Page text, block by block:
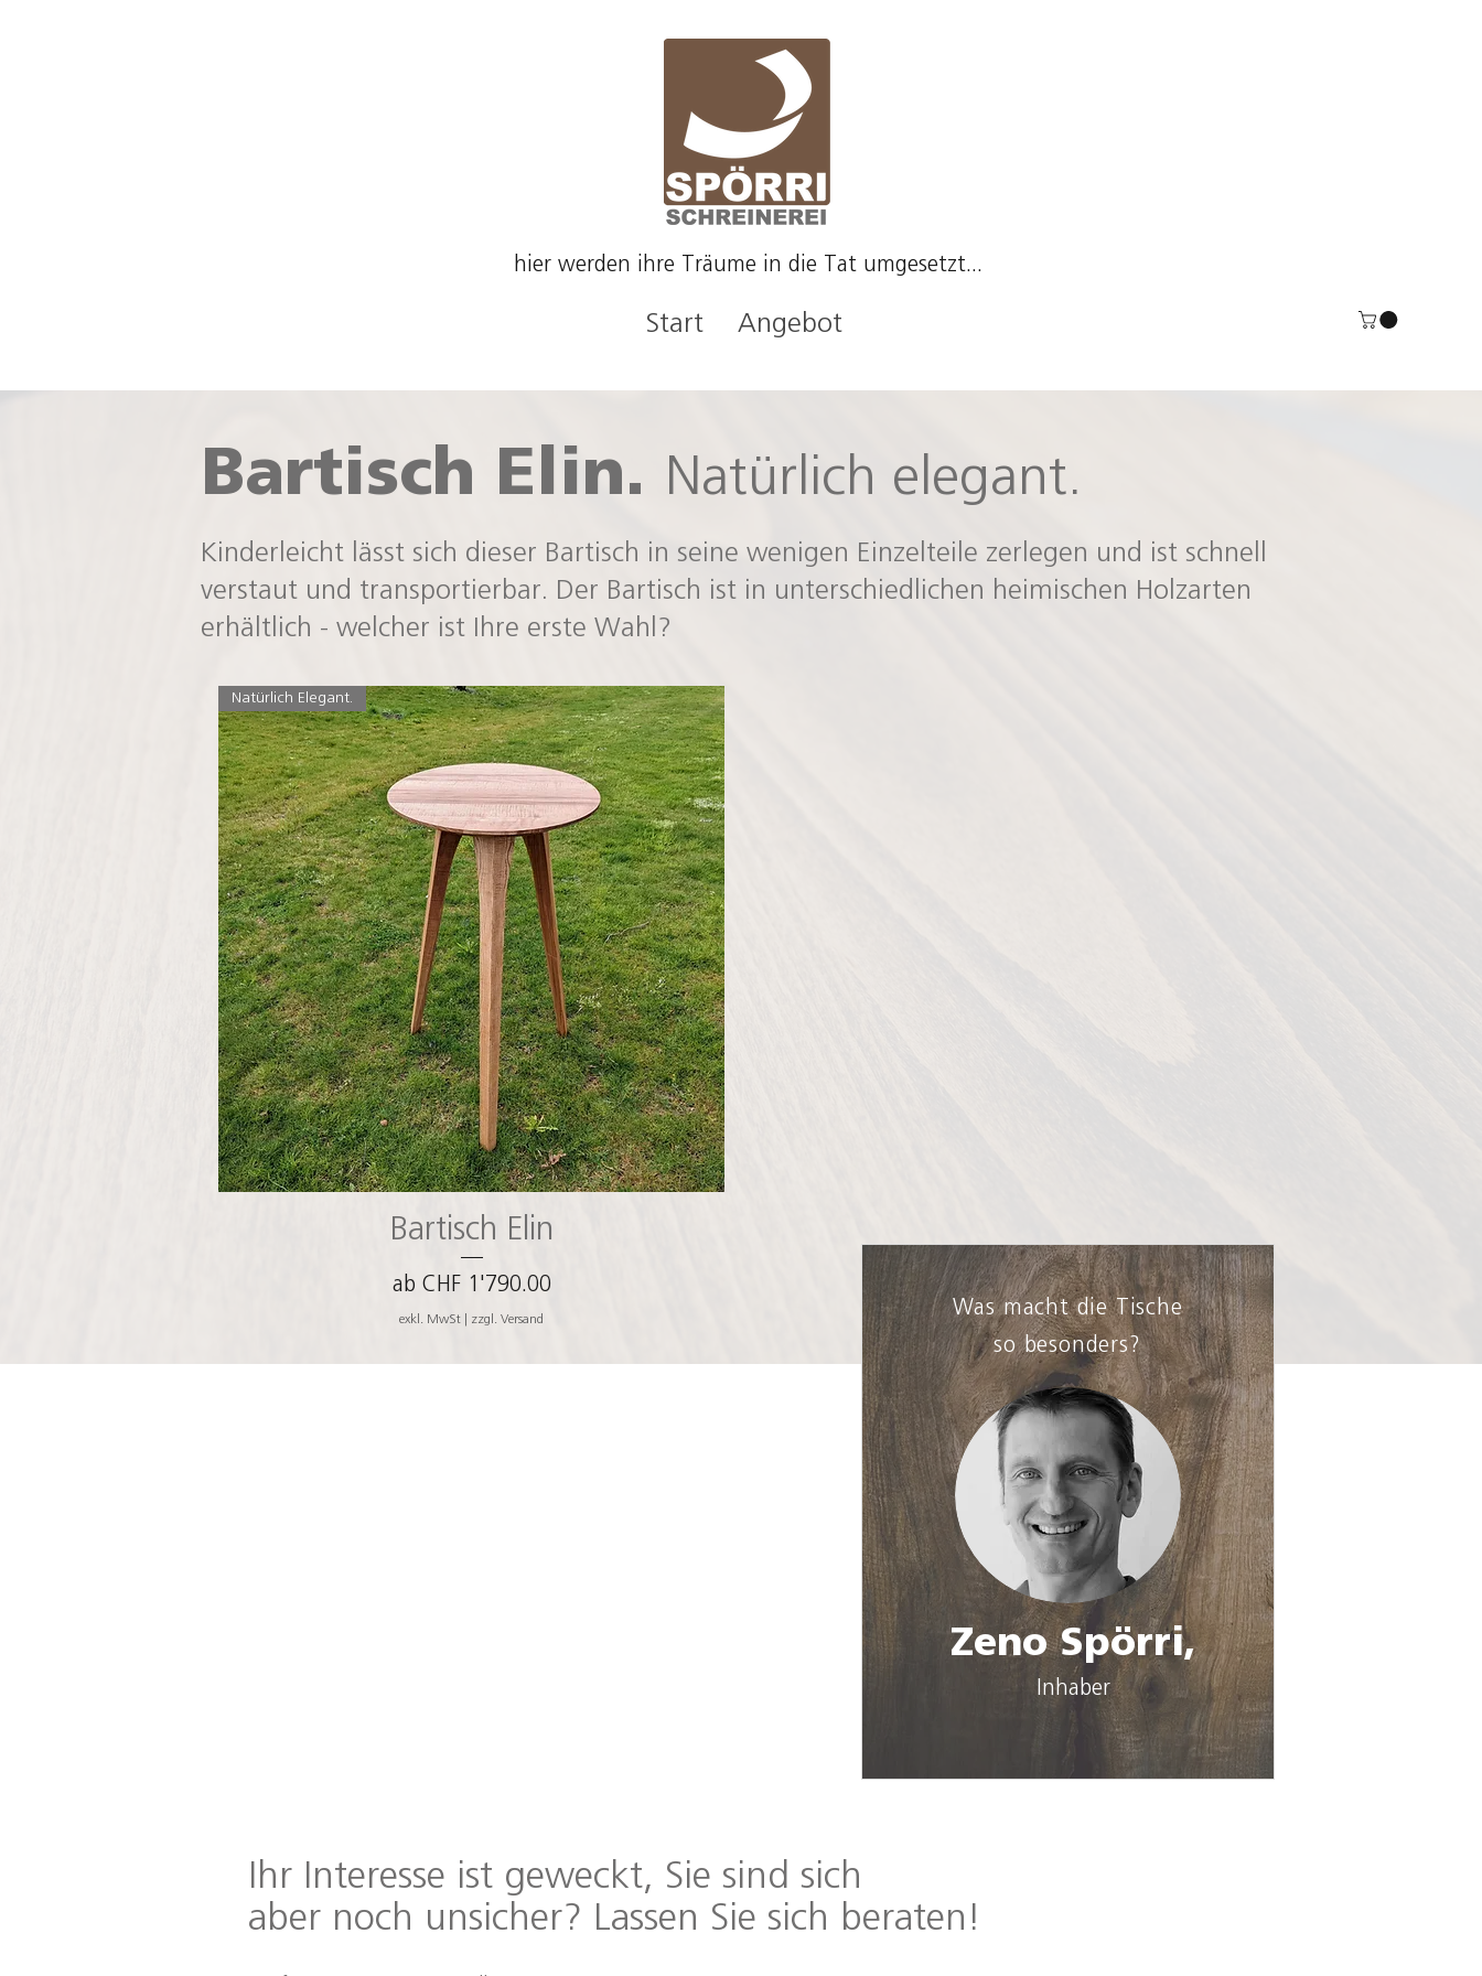
hier werden ihre Träume in die Tat umgesetzt...
Start Angebot
Bartisch Elin. Natürlich elegant.
Kinderleicht lässt sich dieser Bartisch in seine wenigen Einzelteile zerlegen und ist schnell
verstaut und transportierbar. Der Bartisch ist in unterschiedlichen heimischen Holzarten
erhältlich - welcher ist Ihre erste Wahl?
Schnellansicht
Natürlich Elegant.
Bartisch Elin
ab CHF 1'790.00
Sale-Preis
exkl. MwSt zzgl. Versand
Zeno Spörri,
Inhaber
Was macht die Tische
so besonders?
Ihr Interesse ist geweckt, Sie sind sich
aber noch unsicher? Lassen Sie sich beraten!